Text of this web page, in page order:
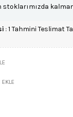
stoklarımızda
: 1 Tahmini Teslimat